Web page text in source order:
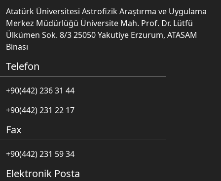
Atatürk Üniversitesi Astrofizik Araştırma ve Uygulama
Merkez Müdürlüğü Üniversite Mah. Prof. Dr. Lütfü
Ülkümen Sok. 8/3 25050 Yakutiye Erzurum, ATASAM
Binası
Telefon
+90(442) 236 31 44
+90(442) 231 22 17
Fax
+90(442) 231 59 34
Elektronik Posta